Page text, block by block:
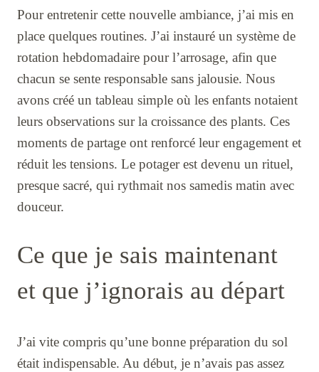
Pour entretenir cette nouvelle ambiance, j’ai mis en
place quelques routines. J’ai instauré un système de
rotation hebdomadaire pour l’arrosage, afin que
chacun se sente responsable sans jalousie. Nous
avons créé un tableau simple où les enfants notaient
leurs observations sur la croissance des plants. Ces
moments de partage ont renforcé leur engagement et
réduit les tensions. Le potager est devenu un rituel,
presque sacré, qui rythmait nos samedis matin avec
douceur.
Ce que je sais maintenant
et que j’ignorais au départ
J’ai vite compris qu’une bonne préparation du sol
était indispensable. Au début, je n’avais pas assez